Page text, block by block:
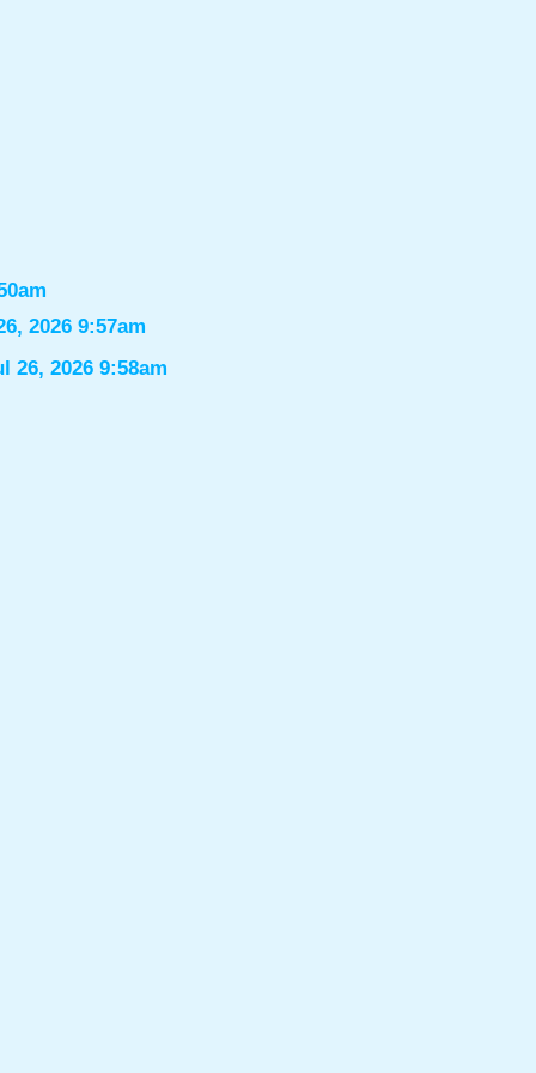
2026 9:57am
26, 2026 9:58am